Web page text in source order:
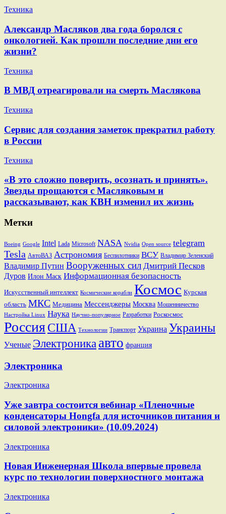
Техника
Александр Масляков два года боролся с
онкологией. Как прошли последние дни его
жизни?
Техника
В МВД отреагировали на смерть Маслякова
Техника
Сервис для создания заметок прекратил работу
в России
Техника
«В это сложно поверить, осознать и принять».
Звезды прощаются с Масляковым и
рассказывают, как КВН изменил их жизнь
Метки
Boeing Google Intel Lada Microsoft NASA Nvidia Open source telegram
Tesla АвтоВАЗ Астрономия Беспилотники ВСУ Владимир Зеленский
Владимир Путин Вооруженных сил Дмитрий Песков
Дуров Илон Маск Информационная безопасность
Искусственный интеллект Космические корабли Космос Курская
область МКС Медицина Мессенджеры Москва Мошенничество
Настройка Linux Наука Научно-популярное Разработки Роскосмос
РоссияСША Технологии Транспорт Украина Украины
Ученые Электроника авто франция
Электроника
Электроника
Уже завтра состоится вебинар «Пленочные
конденсаторы Hongfa для источников питания и
силовой электроники» (10.09.2024)
Электроника
Новая Инженерная Школа впервые провела
курс по технологии поверхностного монтажа
Электроника